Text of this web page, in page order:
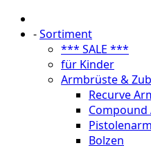
-Sortiment
*** SALE ***
für Kinder
Armbrüste &
Recurve
Bolzen